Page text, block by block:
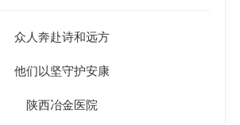
众人奔赴诗和远方
他们以坚守护安康
陕西冶金医院